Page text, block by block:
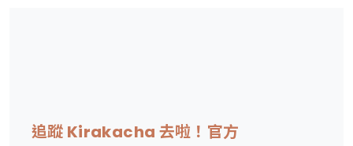
追蹤 Kirakacha 去啦！官方